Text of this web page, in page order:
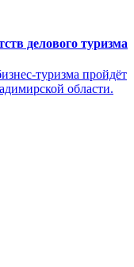
делового туризма
туризма пройдёт
области.